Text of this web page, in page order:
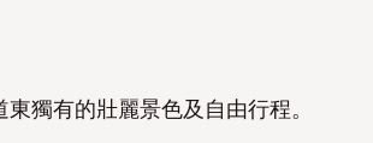
獨有的壯麗景色及自由行程。